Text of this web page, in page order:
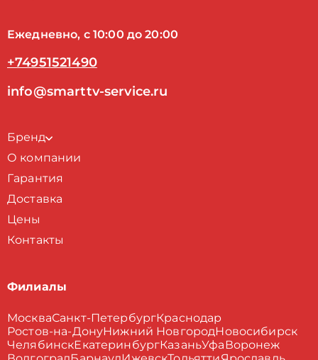
Ежедневно, с 10:00 до 20:00
+74951521490
info@smarttv-service.ru
Бренд
О компании
Гарантия
Доставка
Цены
Контакты
Филиалы
МоскваСанкт-ПетербургКраснодар
Ростов-на-ДонуНижний НовгородНовосибирск
ЧелябинскЕкатеринбургКазаньУфа Воронеж